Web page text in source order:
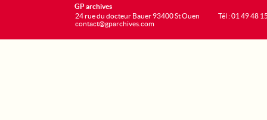
GP archives
24 rue du docteur Bauer 93400 St Ouen
contact@gparchives.com
Tél : 01 49 48